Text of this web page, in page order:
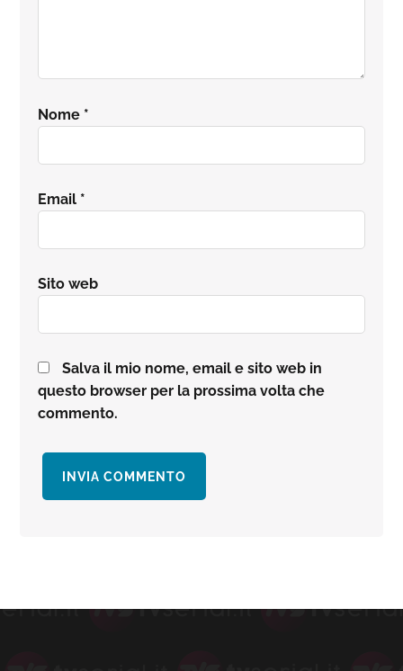
Nome *
Email *
Sito web
Salva il mio nome, email e sito web in
questo browser per la prossima volta che
commento.